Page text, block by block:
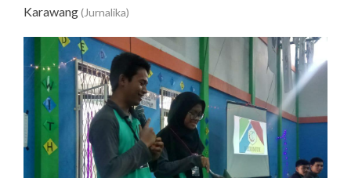
Karawang(Jurnalika)